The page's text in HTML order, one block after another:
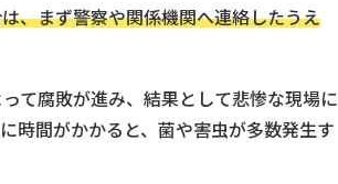
、まず警察や関係機関へ連絡したうえ
て腐敗が進み、結果として悲惨な現場に
時間がかかると、菌や害虫が多数発生す